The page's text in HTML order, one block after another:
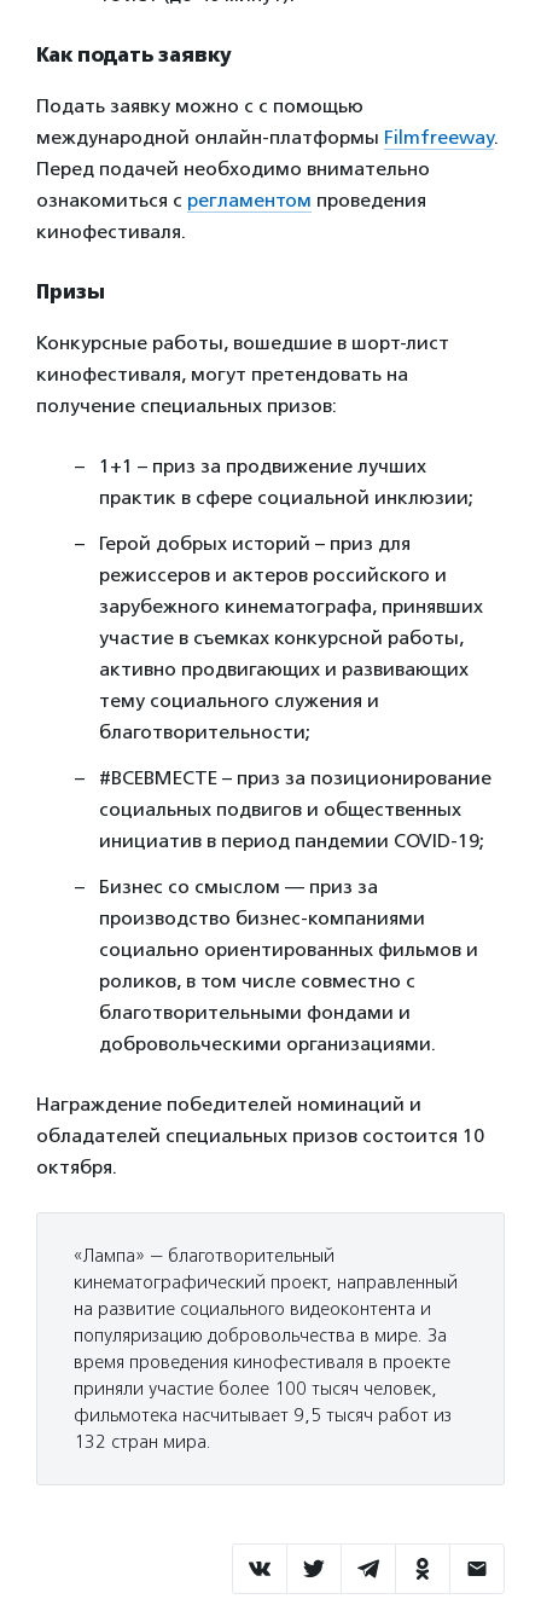
Как подать заявку
Подать заявку можно с с помощью
международной онлайн-платформы Filmfreeway.
Перед подачей необходимо внимательно
ознакомиться с регламентом проведения
кинофестиваля.
Призы
Конкурсные работы, вошедшие в шорт-лист
кинофестиваля, могут претендовать на
получение специальных призов:
1+1 – приз за продвижение лучших
практик в сфере социальной инклюзии;
Герой добрых историй – приз для
режиссеров и актеров российского и
зарубежного кинематографа, принявших
участие в съемках конкурсной работы,
активно продвигающих и развивающих
тему социального служения и
благотворительности;
#ВСЕВМЕСТЕ – приз за позиционирование
социальных подвигов и общественных
инициатив в период пандемии COVID-19;
Бизнес со смыслом — приз за
производство бизнес-компаниями
социально ориентированных фильмов и
роликов, в том числе совместно с
благотворительными фондами и
добровольческими организациями.
Награждение победителей номинаций и
обладателей специальных призов состоится 10
октября.
«Лампа» — благотворительный
кинематографический проект, направленный
на развитие социального видеоконтента и
популяризацию добровольчества в мире. За
время проведения кинофестиваля в проекте
приняли участие более 100 тысяч человек,
фильмотека насчитывает 9,5 тысяч работ из
132 стран мира.